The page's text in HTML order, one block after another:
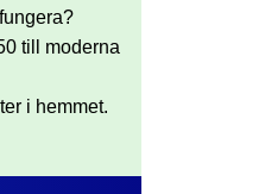
till moderna
i hemmet.